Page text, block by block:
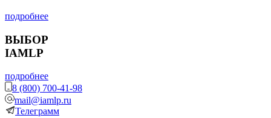
подробнее
ВЫБОР
IAMLP
подробнее
8 (800) 700-41-98
mail@iamlp.ru
Телеграмм